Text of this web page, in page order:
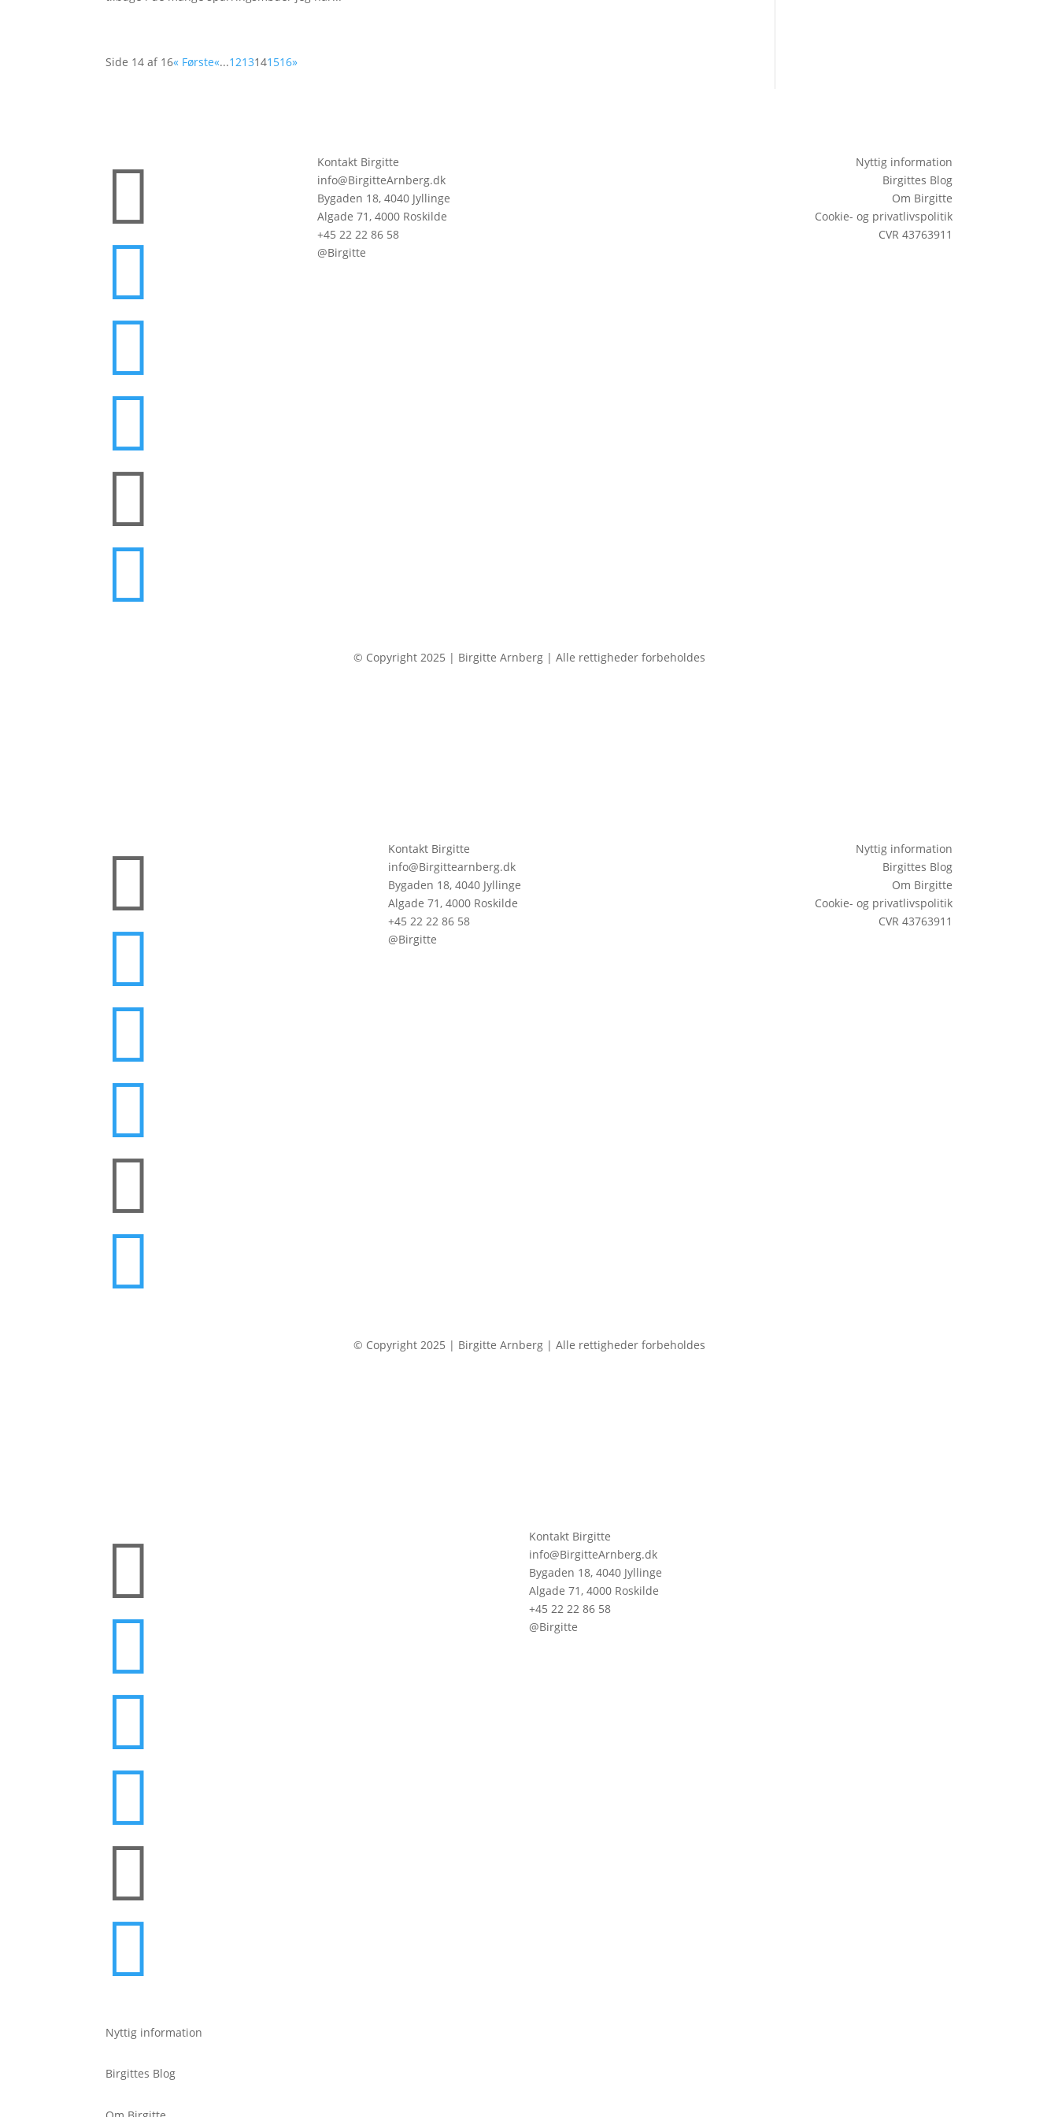
Side 14 af 16« Første«...1213141516»






Kontakt Birgitte
info@BirgitteArnberg.dk
Bygaden 18, 4040 Jyllinge
Algade 71, 4000 Roskilde
+45 22 22 86 58
@Birgitte
Nyttig information
Birgittes Blog
Om Birgitte
Cookie- og privatlivspolitik
CVR 43763911
© Copyright 2025 | Birgitte Arnberg | Alle rettigheder forbeholdes






Kontakt Birgitte
info@Birgittearnberg.dk
Bygaden 18, 4040 Jyllinge
Algade 71, 4000 Roskilde
+45 22 22 86 58
@Birgitte
Nyttig information
Birgittes Blog
Om Birgitte
Cookie- og privatlivspolitik
CVR 43763911
© Copyright 2025 | Birgitte Arnberg | Alle rettigheder forbeholdes






Kontakt Birgitte
info@BirgitteArnberg.dk
Bygaden 18, 4040 Jyllinge
Algade 71, 4000 Roskilde
+45 22 22 86 58
@Birgitte
Nyttig information
Birgittes Blog